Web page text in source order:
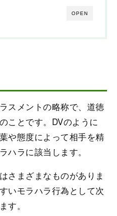
OPEN
スメントの略称で、道徳
ことです。DVのように
や態度によって相手を精
ハラに該当します。
さまざまなものがありま
いモラハラ行為として次
す。